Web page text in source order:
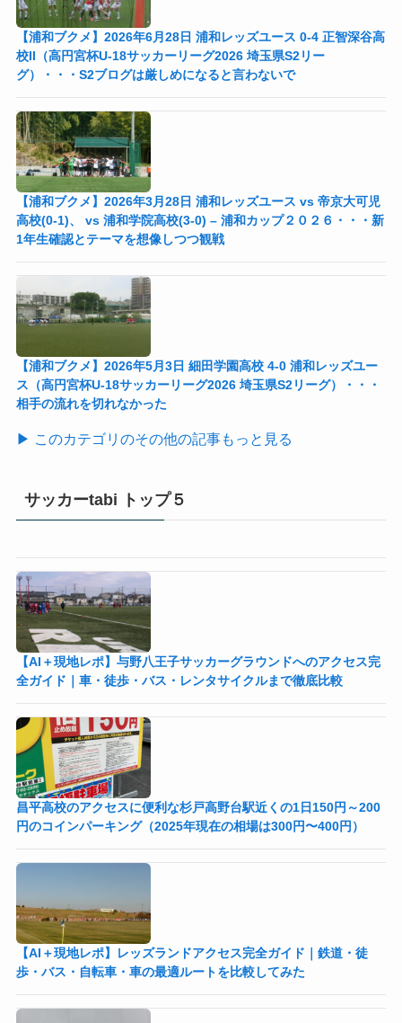
【浦和ブクメ】2026年6月28日 浦和レッズユース 0-4 正智深谷高
校II（高円宮杯U-18サッカーリーグ2026 埼玉県S2リー
グ）・・・S2ブログは厳しめになると言わないで
【浦和ブクメ】2026年3月28日 浦和レッズユース vs 帝京大可児
高校(0-1)、 vs 浦和学院高校(3-0) – 浦和カップ２０２６・・・新
1年生確認とテーマを想像しつつ観戦
【浦和ブクメ】2026年5月3日 細田学園高校 4-0 浦和レッズユー
ス（高円宮杯U-18サッカーリーグ2026 埼玉県S2リーグ）・・・
相手の流れを切れなかった
▶ このカテゴリのその他の記事もっと見る
サッカーtabi トップ５
【AI＋現地レポ】与野八王子󠁣󠁴󠁿󠁣󠁴󠁿サッカーグラウンドへのアクセス完
全ガイド｜車・徒歩・バス・レンタサイクルまで徹底比較
昌平高校のアクセスに便利な杉戸高野台駅近くの1日150円～200
円のコインパーキング（2025年現在の相場は300円〜400円）
【AI＋現地レポ】レッズランドアクセス完全ガイド｜鉄道・徒
歩・バス・自転車・車の最適ルートを比較してみた